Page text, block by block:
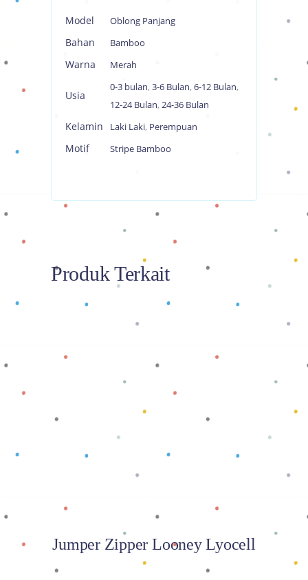
Model Oblong Panjang
Bahan Bamboo
Warna Merah
Usia
0-3 bulan, 3-6 Bulan, 6-12 Bulan,
12-24 Bulan, 24-36 Bulan
Kelamin Laki Laki, Perempuan
Motif Stripe Bamboo
Produk Terkait
Baca selengkapnya
Jumper Zipper Looney Lyocell